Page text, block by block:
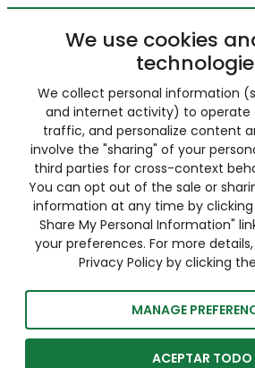
We use cookies
We collect personal information
and internet activity) to operate
traffic, and personalize content
involve the "sharing" of your
third parties for cross-context
You can opt out of the sale or
information at any time by clicking
Share My Personal Information"
your preferences. For more
Privacy Policy by clicking
MANAGE
ACEPTAR TODO